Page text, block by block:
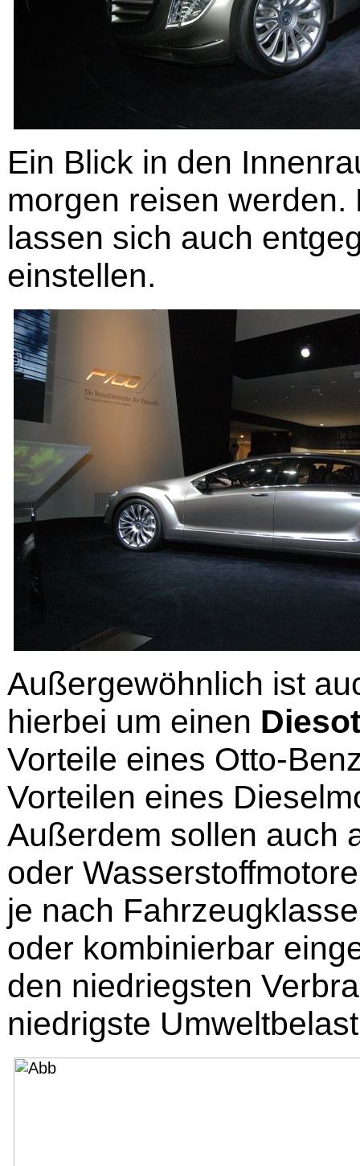
Ein Blick in den
morgen reisen
lassen sich auch
einstellen.
Außergewöhnlich ist
hierbei um einen
Vorteile eines Otto-
Vorteilen eines
Außerdem sollen auch
oder
je nach
oder kombinierbar
den niedriegsten
niedrigste